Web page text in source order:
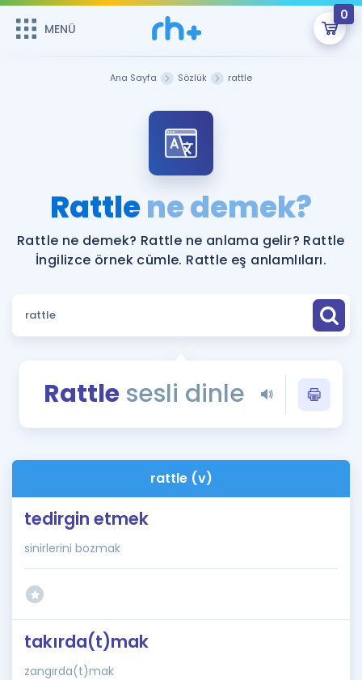
MENÜ
0
ÜYE DEĞİLİM
Sepetin Şu An Boş.
Remzi Hoca ile seni sınava hazırlayacak onlarca eğitim seni
bekliyor!
MENÜ
Faydalı Araçlar
Sözlük
Blog
İngilizce Gramer
Ana Sayfa Sözlük rattle
Rattlene demek?
Rattle ne demek? Rattle ne anlama gelir? Rattle
İngilizce örnek cümle. Rattle eş anlamlıları.
Rattlesesli dinle
rattle (v)
tedirgin etmek
sinirlerini bozmak
takırda(t)mak
zangırda(t)mak